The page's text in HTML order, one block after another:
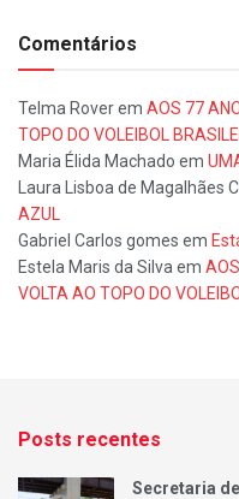
Comentários
Telma Roverem AOS 77
TOPO DO VOLEIBOL
Maria Élida Machado em
Laura Lisboa de Magalhães
AZUL
Gabriel Carlos gomes em
Estela Maris da Silva em
VOLTA AO TOPO DO
Posts recentes
Secretaria